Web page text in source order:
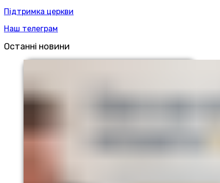
Підтримка церкви
Наш телеграм
Останні новини